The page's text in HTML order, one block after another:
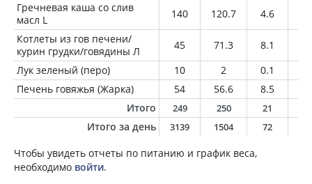
Гречневая каша со слив
масл L
140 120.7 4.6
Котлеты из гов печени/
курин грудки/говядины Л
45 71.3 8.1
Лук зеленый (перо)
10 2 0.1
Печень говяжья (Жарка)
54 56.6 8.5
Итого
249 250 21
Итого за день 3139 1504 72
Чтобы увидеть отчеты по питанию и график веса,
необходимо войти.